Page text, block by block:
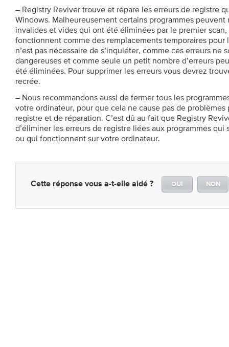
– Registry Reviver trouve et répare les erreurs de registre
Windows. Malheureusement certains programmes peuvent
invalides et vides qui ont été éliminées par le premier
fonctionnent comme des remplacements temporaires pour
n’est pas nécessaire de s’inquiéter, comme ces erreurs ne
dangereuses et comme seule un petit nombre d’erreurs
été éliminées. Pour supprimer les erreurs vous devrez
recrée.
– Nous recommandons aussi de fermer tous les
votre ordinateur, pour que cela ne cause pas de problèmes
registre et de réparation. C’est dû au fait que Registry
d’éliminer les erreurs de registre liées aux programmes
ou qui fonctionnent sur votre ordinateur.
Cette réponse vous a-t-elle aidé ? OUI NON